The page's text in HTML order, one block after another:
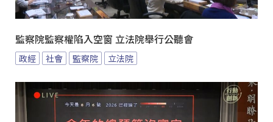
監察院監察權陷入空窗 立法院舉行公聽會
政經 社會 監察院 立法院